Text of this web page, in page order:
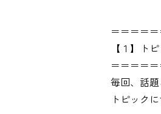
＝＝＝＝
【１】ト
＝＝＝＝
毎回、話
トピック